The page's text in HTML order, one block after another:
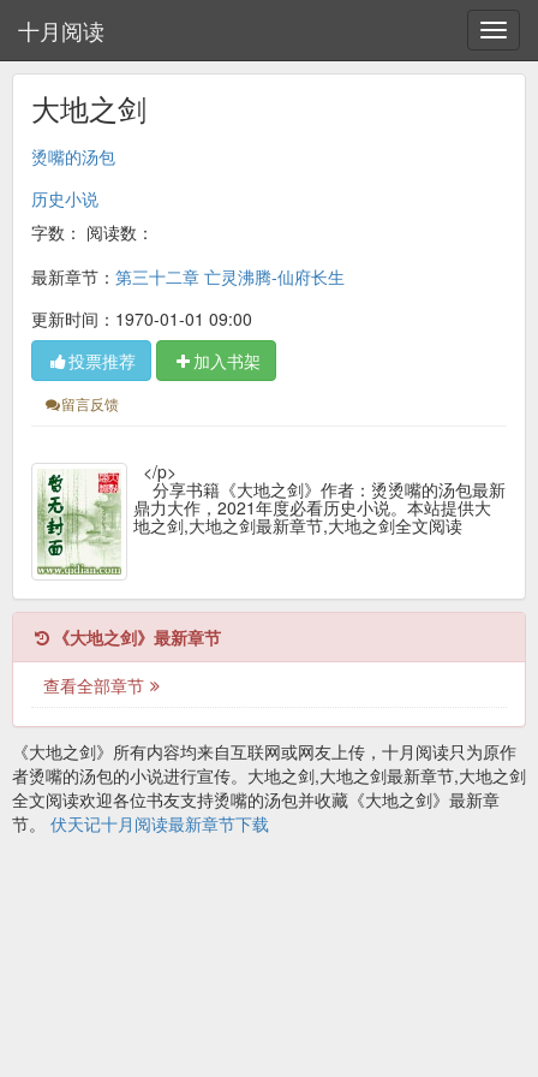
十月阅读
大地之剑
烫嘴的汤包
历史小说
字数： 阅读数：
最新章节： 第三十二章 亡灵沸腾-仙府长生
更新时间：1970-01-01 09:00
投票推荐
加入书架
留言反馈
</p>
分享书籍《大地之剑》作者：烫烫嘴的汤包最新
鼎力大作，2021年度必看历史小说。本站提供大
地之剑,大地之剑最新章节,大地之剑全文阅读
《大地之剑》最新章节
查看全部章节
《大地之剑》所有内容均来自互联网或网友上传，十月阅读只为原作
者烫嘴的汤包的小说进行宣传。大地之剑,大地之剑最新章节,大地之剑
全文阅读欢迎各位书友支持烫嘴的汤包并收藏《大地之剑》最新章
节。 伏天记十月阅读最新章节下载